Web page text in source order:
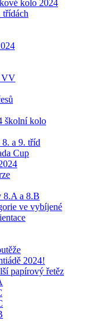
kolo 2024
třídách
VV
školní kolo
a 9. tříd
Cup
8.A a 8.B
ve vybíjené
2024!
papírový řetěz